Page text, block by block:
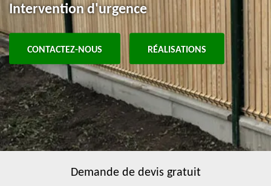
Intervention d'urgence
CONTACTEZ-NOUS RÉALISATIONS
Demande de devis gratuit